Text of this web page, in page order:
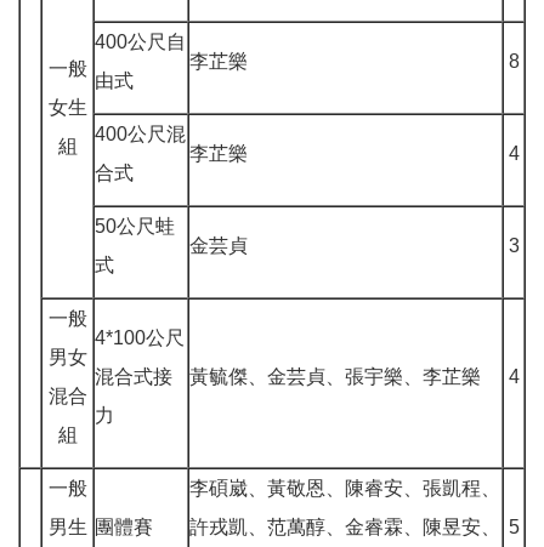
一般
女生
組
400公尺自
由式
李芷樂 8
400公尺混
合式
李芷樂 4
50公尺蛙
式
金芸貞 3
一般
男女
混合
組
4*100公尺
混合式接
力
黃毓傑、金芸貞、張宇樂、李芷樂 4
一般
男生 團體賽
李碩崴、黃敬恩、陳睿安、張凱程、
許戎凱、范萬醇、金睿霖、陳昱安、
5